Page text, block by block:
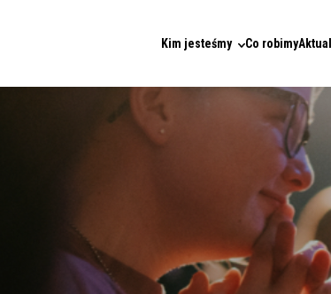
Kim jesteśmy Co robimy